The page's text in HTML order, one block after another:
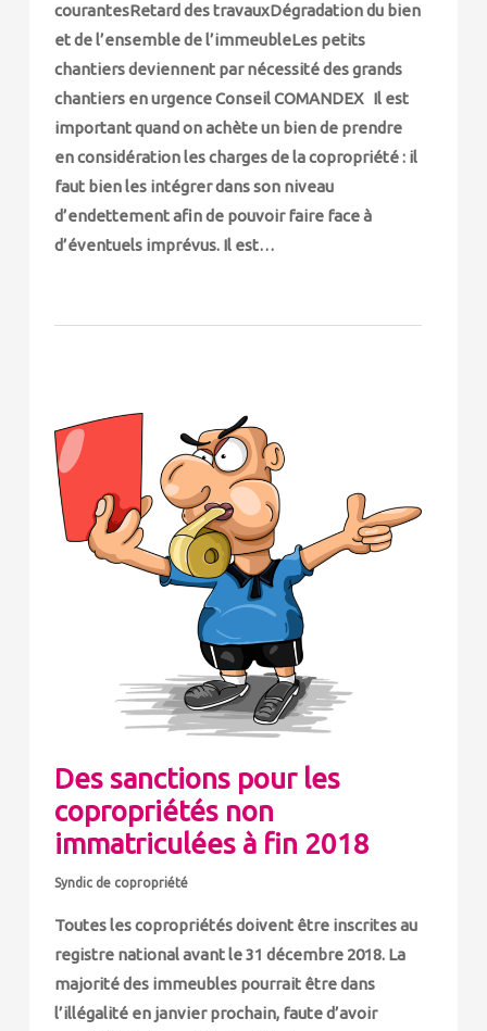
courantesRetard des travauxDégradation du bien
et de l’ensemble de l’immeubleLes petits
chantiers deviennent par nécessité des grands
chantiers en urgence Conseil COMANDEX Il est
important quand on achète un bien de prendre
en considération les charges de la copropriété : il
faut bien les intégrer dans son niveau
d’endettement afin de pouvoir faire face à
d’éventuels imprévus. Il est…
Des sanctions pour les
copropriétés non
immatriculées à fin 2018
Syndic de copropriété
Toutes les copropriétés doivent être inscrites au
registre national avant le 31 décembre 2018. La
majorité des immeubles pourrait être dans
l’illégalité en janvier prochain, faute d’avoir